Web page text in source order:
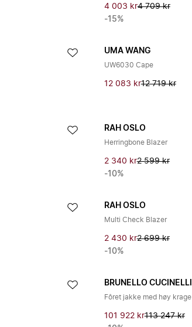
4 003 kr4 709 kr
-15%
UMA WANG
UW6030 Cape
12 083 kr12 719 kr
RAH OSLO
Herringbone Blazer
2 340 kr2 599 kr
-10%
RAH OSLO
Multi Check Blazer
2 430 kr2 699 kr
-10%
BRUNELLO CUCINELLI
Fôret jakke med høy krage
101 922 kr113 247 kr